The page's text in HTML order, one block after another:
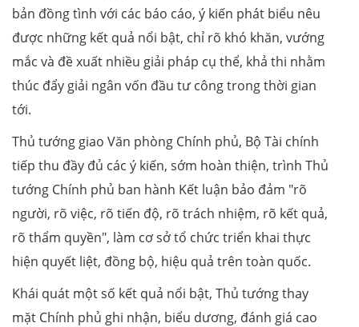
bản đồng tình với các báo cáo, ý kiến phát biểu nêu
được những kết quả nổi bật, chỉ rõ khó khăn, vướng
mắc và đề xuất nhiều giải pháp cụ thể, khả thi nhằm
thúc đẩy giải ngân vốn đầu tư công trong thời gian
tới.
Thủ tướng giao Văn phòng Chính phủ, Bộ Tài chính
tiếp thu đầy đủ các ý kiến, sớm hoàn thiện, trình Thủ
tướng Chính phủ ban hành Kết luận bảo đảm "rõ
người, rõ việc, rõ tiến độ, rõ trách nhiệm, rõ kết quả,
rõ thẩm quyền", làm cơ sở tổ chức triển khai thực
hiện quyết liệt, đồng bộ, hiệu quả trên toàn quốc.
Khái quát một số kết quả nổi bật, Thủ tướng thay
mặt Chính phủ ghi nhận, biểu dương, đánh giá cao